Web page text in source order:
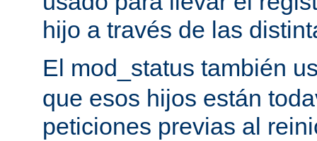
hijo a través de las
El mod_status también
que esos hijos están
peticiones previas al